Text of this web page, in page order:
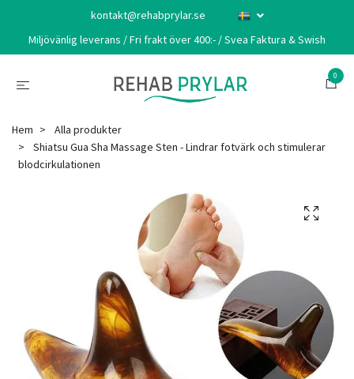
kontakt@rehabprylar.se
Miljövänlig leverans / Fri frakt över 400:- / Svea Faktura & Swish
0
Hem
Alla produkter
Shiatsu Gua Sha Massage Sten - Lindrar fotvärk och stimulerar
blodcirkulationen